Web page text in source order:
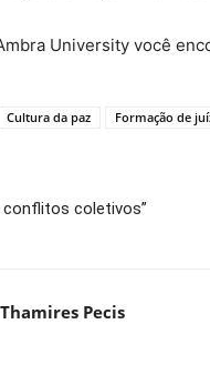
University você
Cultura da paz Formação de
conflitos coletivos”
Thamires Pecis